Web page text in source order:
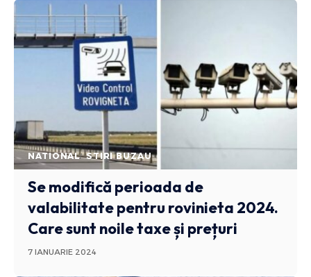
NATIONAL STIRI BUZAU
Se modifică perioada de
valabilitate pentru rovinieta 2024.
Care sunt noile taxe și prețuri
7 IANUARIE 2024